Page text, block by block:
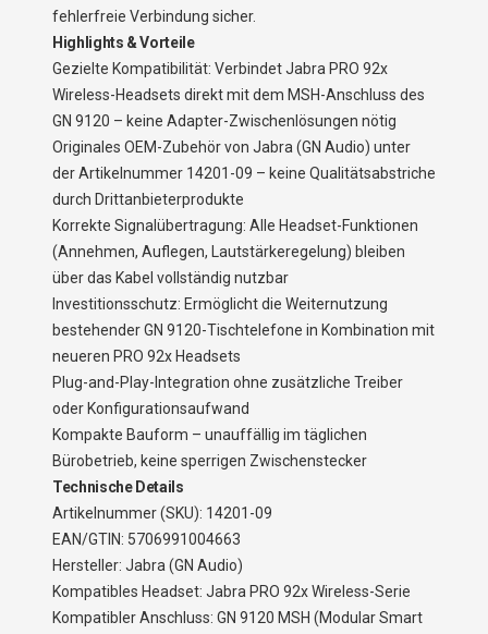
fehlerfreie Verbindung sicher.
Highlights & Vorteile
Gezielte Kompatibilität: Verbindet Jabra PRO 92x
Wireless-Headsets direkt mit dem MSH-Anschluss des
GN 9120 – keine Adapter-Zwischenlösungen nötig
Originales OEM-Zubehör von Jabra (GN Audio) unter
der Artikelnummer 14201-09 – keine Qualitätsabstriche
durch Drittanbieterprodukte
Korrekte Signalübertragung: Alle Headset-Funktionen
(Annehmen, Auflegen, Lautstärkeregelung) bleiben
über das Kabel vollständig nutzbar
Investitionsschutz: Ermöglicht die Weiternutzung
bestehender GN 9120-Tischtelefone in Kombination mit
neueren PRO 92x Headsets
Plug-and-Play-Integration ohne zusätzliche Treiber
oder Konfigurationsaufwand
Kompakte Bauform – unauffällig im täglichen
Bürobetrieb, keine sperrigen Zwischenstecker
Technische Details
Artikelnummer (SKU): 14201-09
EAN/GTIN: 5706991004663
Hersteller: Jabra (GN Audio)
Kompatibles Headset: Jabra PRO 92x Wireless-Serie
Kompatibler Anschluss: GN 9120 MSH (Modular Smart